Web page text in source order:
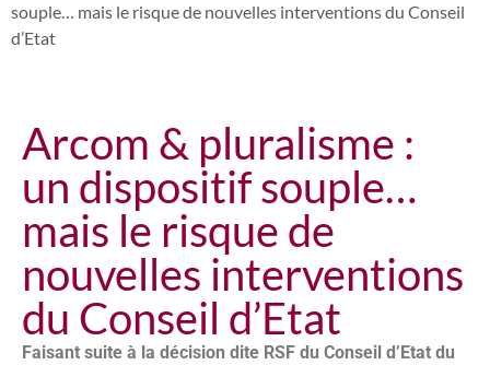
souple… mais le risque de nouvelles interventions du Conseil
d’Etat
Arcom & pluralisme :
un dispositif souple…
mais le risque de
nouvelles interventions
du Conseil d’Etat
Faisant suite à la décision dite RSF du Conseil d’Etat du